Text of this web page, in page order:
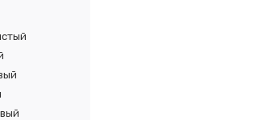
и простота